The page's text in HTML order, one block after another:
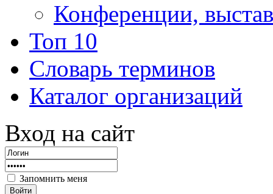
Конференции,
Топ 10
Словарь терминов
Каталог организаций
Вход на сайт
Запомнить меня
Войти